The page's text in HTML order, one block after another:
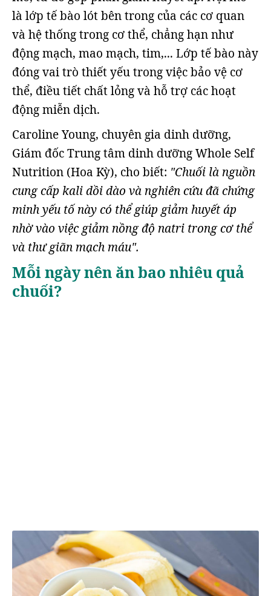
là lớp tế bào lót bên trong của các cơ quan
và hệ thống trong cơ thể, chẳng hạn như
động mạch, mao mạch, tim,... Lớp tế bào này
đóng vai trò thiết yếu trong việc bảo vệ cơ
thể, điều tiết chất lỏng và hỗ trợ các hoạt
động miễn dịch.
Caroline Young, chuyên gia dinh dưỡng,
Giám đốc Trung tâm dinh dưỡng Whole Self
Nutrition (Hoa Kỳ), cho biết: "Chuối là nguồn
cung cấp kali dồi dào và nghiên cứu đã chứng
minh yếu tố này có thể giúp giảm huyết áp
nhờ vào việc giảm nồng độ natri trong cơ thể
và thư giãn mạch máu".
Mỗi ngày nên ăn bao nhiêu quả
chuối?